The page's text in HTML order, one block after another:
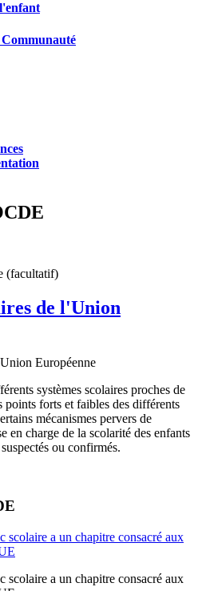
(facultatif)
de l'Union
systèmes scolaires proches de
forts et faibles des différents
mécanismes pervers de
en charge de la scolarité des enfants
ou confirmés.
scolaire a un chapitre consacré aux
scolaire a un chapitre consacré aux